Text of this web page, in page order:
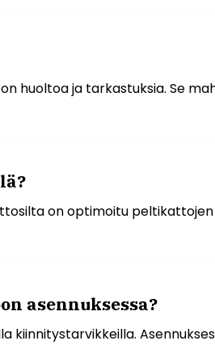
huoltoa ja tarkastuksia. Se
on optimoitu
asennuksessa?
kiinnitystarvikkeilla.